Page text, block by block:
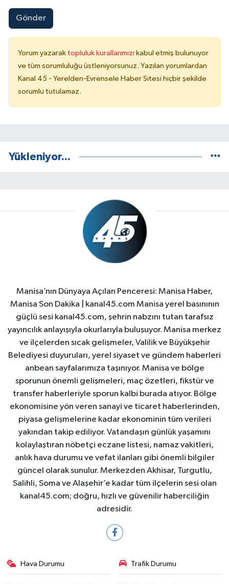
Gönder
Yorum yazarak topluluk kurallarımızı kabul etmiş bulunuyor
ve tüm sorumluluğu üstleniyorsunuz. Yazılan yorumlardan
Kanal 45 - Yerelden-Evrensele Haber Sitesi hiçbir şekilde
sorumlu tutulamaz.
Yükleniyor...
Manisa’nın Dünyaya Açılan Penceresi: Manisa Haber,
Manisa Son Dakika | kanal45.com Manisa yerel basınının
güçlü sesi kanal45.com, şehrin nabzını tutan tarafsız
yayıncılık anlayışıyla okurlarıyla buluşuyor. Manisa merkez
ve ilçelerden sıcak gelişmeler, Valilik ve Büyükşehir
Belediyesi duyuruları, yerel siyaset ve gündem haberleri
anbean sayfalarımıza taşınıyor. Manisa ve bölge
sporunun önemli gelişmeleri, maç özetleri, fikstür ve
transfer haberleriyle sporun kalbi burada atıyor. Bölge
ekonomisine yön veren sanayi ve ticaret haberlerinden,
piyasa gelişmelerine kadar ekonominin tüm verileri
yakından takip ediliyor. Vatandaşın günlük yaşamını
kolaylaştıran nöbetçi eczane listesi, namaz vakitleri,
anlık hava durumu ve vefat ilanları gibi önemli bilgiler
güncel olarak sunulur. Merkezden Akhisar, Turgutlu,
Salihli, Soma ve Alaşehir’e kadar tüm ilçelerin sesi olan
kanal45.com; doğru, hızlı ve güvenilir haberciliğin
adresidir.
Hava Durumu Trafik Durumu